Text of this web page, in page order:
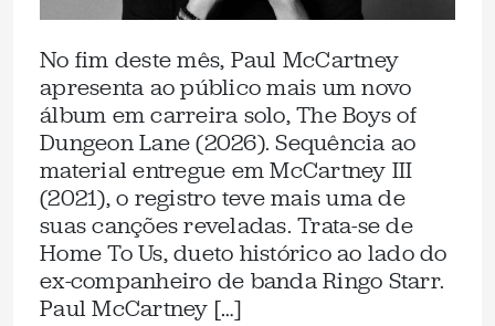
No fim deste mês, Paul McCartney
apresenta ao público mais um novo
álbum em carreira solo, The Boys of
Dungeon Lane (2026). Sequência ao
material entregue em McCartney III
(2021), o registro teve mais uma de
suas canções reveladas. Trata-se de
Home To Us, dueto histórico ao lado do
ex-companheiro de banda Ringo Starr.
Paul McCartney […]